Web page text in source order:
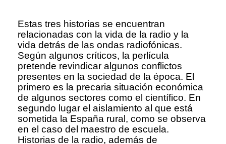
Estas tres historias se encuentran
relacionadas con la vida de la radio y la
vida detrás de las ondas radiofónicas.
Según algunos críticos, la perlícula
pretende revindicar algunos conflictos
presentes en la sociedad de la época. El
primero es la precaria situación económica
de algunos sectores como el científico. En
segundo lugar el aislamiento al que está
sometida la España rural, como se observa
en el caso del maestro de escuela.
Historias de la radio, además de